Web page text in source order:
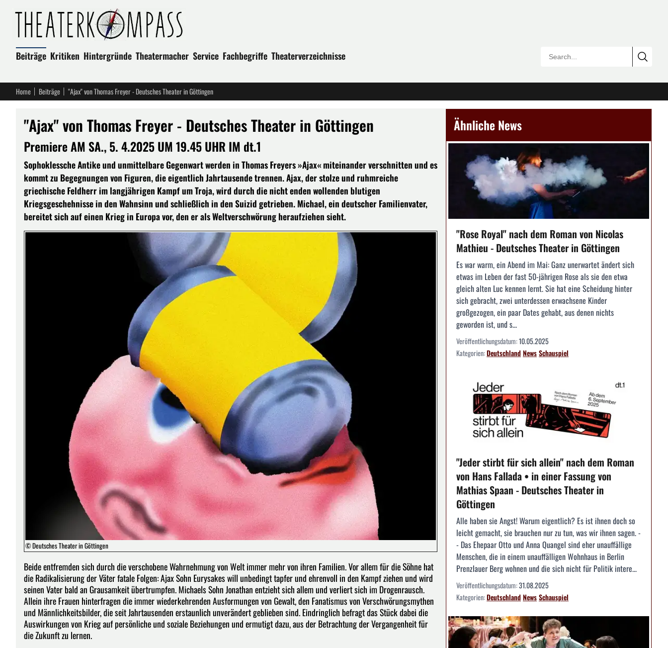
Beiträge Kritiken Hintergründe Theatermacher Service Fachbegriffe Theaterverzeichnisse
Home Beiträge "Ajax" von Thomas Freyer - Deutsches Theater in Göttingen
"Ajax" von Thomas Freyer - Deutsches Theater in Göttingen
Premiere AM SA., 5. 4.2025 UM 19.45 UHR IM dt.1
Sophoklessche Antike und unmittelbare Gegenwart werden in Thomas Freyers »Ajax« miteinander verschnitten und es
kommt zu Begegnungen von Figuren, die eigentlich Jahrtausende trennen. Ajax, der stolze und ruhmreiche
griechische Feldherr im langjährigen Kampf um Troja, wird durch die nicht enden wollenden blutigen
Kriegsgeschehnisse in den Wahnsinn und schließlich in den Suizid getrieben. Michael, ein deutscher Familienvater,
bereitet sich auf einen Krieg in Europa vor, den er als Weltverschwörung heraufziehen sieht.
© Deutsches Theater in Göttingen
Beide entfremden sich durch die verschobene Wahrnehmung von Welt immer mehr von ihren Familien. Vor allem für die Söhne hat
die Radikalisierung der Väter fatale Folgen: Ajax Sohn Eurysakes will unbedingt tapfer und ehrenvoll in den Kampf ziehen und wird
seinen Vater bald an Grausamkeit übertrumpfen. Michaels Sohn Jonathan entzieht sich allem und verliert sich im Drogenrausch.
Allein ihre Frauen hinterfragen die immer wiederkehrenden Ausformungen von Gewalt, den Fanatismus von Verschwörungsmythen
und Männlichkeitsbilder, die seit Jahrtausenden erstaunlich unverändert geblieben sind. Eindringlich befragt das Stück dabei die
Auswirkungen von Krieg auf persönliche und soziale Beziehungen und ermutigt dazu, aus der Betrachtung der Vergangenheit für
die Zukunft zu lernen.
Ähnliche News
"Rose Royal" nach dem Roman von Nicolas
Mathieu - Deutsches Theater in Göttingen
Es war warm, ein Abend im Mai: Ganz unerwartet ändert sich
etwas im Leben der fast 50-jährigen Rose als sie den etwa
gleich alten Luc kennen lernt. Sie hat eine Scheidung hinter
sich gebracht, zwei unterdessen erwachsene Kinder
großgezogen, ein paar Dates gehabt, aus denen nichts
geworden ist, und s...
Veröffentlichungsdatum:10.05.2025
Kategorien:DeutschlandNewsSchauspiel
"Jeder stirbt für sich allein" nach dem Roman
von Hans Fallada • in einer Fassung von
Mathias Spaan - Deutsches Theater in
Göttingen
Alle haben sie Angst! Warum eigentlich? Es ist ihnen doch so
leicht gemacht, sie brauchen nur zu tun, was wir ihnen sagen. -
- Das Ehepaar Otto und Anna Quangel sind eher unauffällige
Menschen, die in einem unauffälligen Wohnhaus in Berlin
Prenzlauer Berg wohnen und die sich nicht für Politik intere...
Veröffentlichungsdatum:31.08.2025
Kategorien:DeutschlandNewsSchauspiel